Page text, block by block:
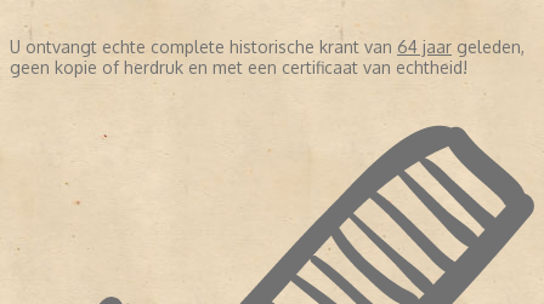
U ontvangt echte complete historische krant van 64 jaar geleden,
geen kopie of herdruk en met een certificaat van echtheid!